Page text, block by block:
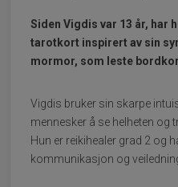
Siden Vigdis var 13 år, har
tarotkort inspirert av sin
mormor, som leste
Vigdis bruker sin skarpe
mennesker å se helheten og
Hun er reikihealer grad 2 og
kommunikasjon og